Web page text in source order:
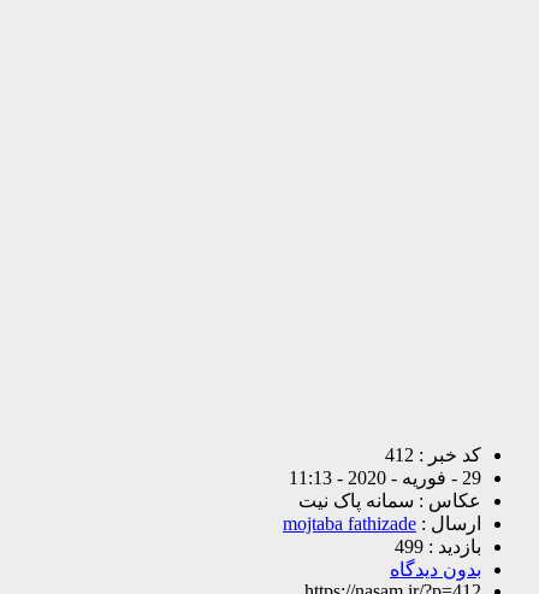
کد خبر : 412
29 - فوریه - 2020 - 11:13
عکاس : سمانه پاک نیت
ارسال : mojtaba fathizade
بازدید : 499
بدون دیدگاه